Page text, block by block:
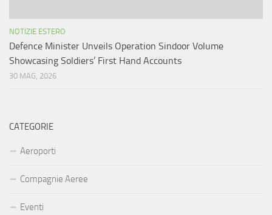
NOTIZIE ESTERO
Defence Minister Unveils Operation Sindoor Volume
Showcasing Soldiers’ First Hand Accounts
30 MAG, 2026
CATEGORIE
Aeroporti
Compagnie Aeree
Eventi